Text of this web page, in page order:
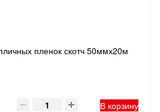
БЕНЗОИНСТРУМЕНТЫ
ТОВАРЫ, СВЕТОТЕХНИКА
пленок скотч 50ммх20м
В корзину